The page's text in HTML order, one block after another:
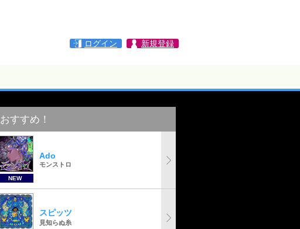
ログイン 新規登録
おすすめ！
NEW
Ado
モンストロ
スピッツ
見知らぬ糸